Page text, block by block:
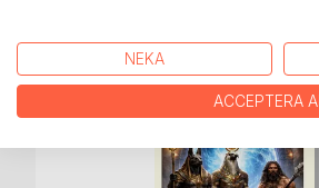
NEKA
ACCEPTERA